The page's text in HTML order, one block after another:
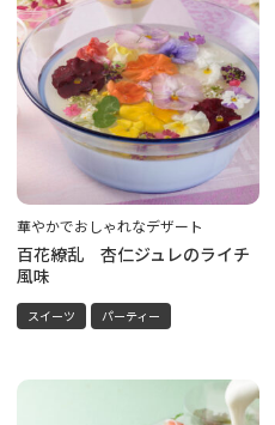
華やかでおしゃれなデザート
百花繚乱 杏仁ジュレのライチ
風味
スイーツ パーティー